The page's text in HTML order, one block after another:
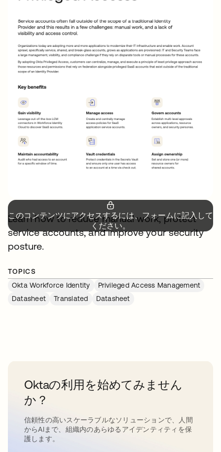
このコンテンツにアクセスするには、フォームに記入して
ください。
Learn how to reduce manual work, protect
service accounts, and improve your security
posture.
TOPICS
Okta Workforce Identity
Privileged Access Management
Datasheet
Translated Datasheet
Oktaの利用を始めてみません
か？
信頼性の高いスケーラブルなソリューションで、人間
からAIまで、組織内のあらゆるアイデンティティを保
護します。